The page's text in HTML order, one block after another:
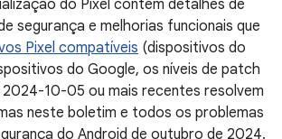
do Pixel contém detalhes de
segurança e melhorias funcionais que
Pixel compatíveis (dispositivos do
do Google, os níveis de patch
2024-10-05 ou mais recentes resolvem
neste boletim e todos os problemas
do Android de outubro de 2024.